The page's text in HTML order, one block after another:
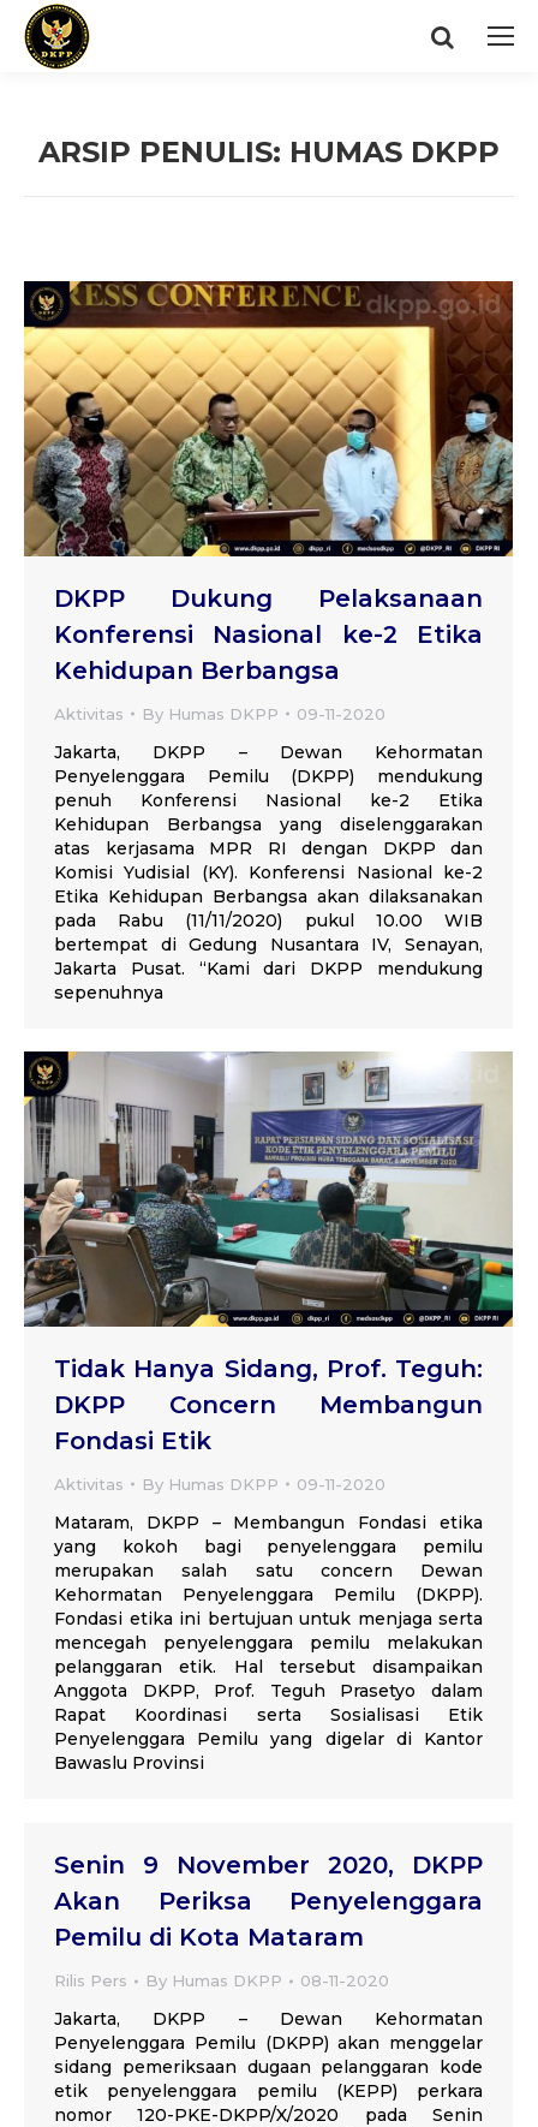
Search:
ARSIP PENULIS: HUMAS DKPP
DKPP Dukung Pelaksanaan
Konferensi Nasional ke-2 Etika
Kehidupan Berbangsa
Aktivitas By Humas DKPP 09-11-2020
Jakarta, DKPP – Dewan Kehormatan
Penyelenggara Pemilu (DKPP) mendukung
penuh Konferensi Nasional ke-2 Etika
Kehidupan Berbangsa yang diselenggarakan
atas kerjasama MPR RI dengan DKPP dan
Komisi Yudisial (KY). Konferensi Nasional ke-2
Etika Kehidupan Berbangsa akan dilaksanakan
pada Rabu (11/11/2020) pukul 10.00 WIB
bertempat di Gedung Nusantara IV, Senayan,
Jakarta Pusat. “Kami dari DKPP mendukung
sepenuhnya
Tidak Hanya Sidang, Prof. Teguh:
DKPP Concern Membangun
Fondasi Etik
Aktivitas By Humas DKPP 09-11-2020
Mataram, DKPP – Membangun Fondasi etika
yang kokoh bagi penyelenggara pemilu
merupakan salah satu concern Dewan
Kehormatan Penyelenggara Pemilu (DKPP).
Fondasi etika ini bertujuan untuk menjaga serta
mencegah penyelenggara pemilu melakukan
pelanggaran etik. Hal tersebut disampaikan
Anggota DKPP, Prof. Teguh Prasetyo dalam
Rapat Koordinasi serta Sosialisasi Etik
Penyelenggara Pemilu yang digelar di Kantor
Bawaslu Provinsi
Senin 9 November 2020, DKPP
Akan Periksa Penyelenggara
Pemilu di Kota Mataram
Rilis Pers By Humas DKPP 08-11-2020
Jakarta, DKPP – Dewan Kehormatan
Penyelenggara Pemilu (DKPP) akan menggelar
sidang pemeriksaan dugaan pelanggaran kode
etik penyelenggara pemilu (KEPP) perkara
nomor 120-PKE-DKPP/X/2020 pada Senin